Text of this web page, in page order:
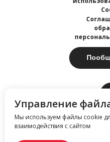
Управление
Мы используем файлы cookie
взаимодействия с сайтом